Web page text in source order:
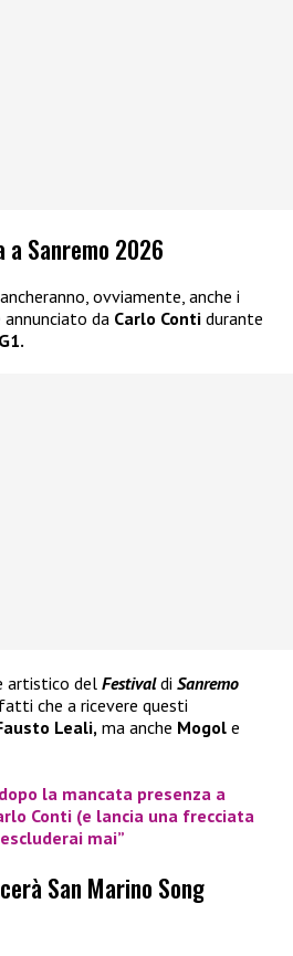
Sanremo 2026
ovviamente, anche i
da Carlo Conti durante
artistico del Festivaldi Sanremo
che a ricevere questi
Leali, ma anche Mogol e
la mancata presenza a
Conti (e lancia una frecciata
mai”
San Marino Song